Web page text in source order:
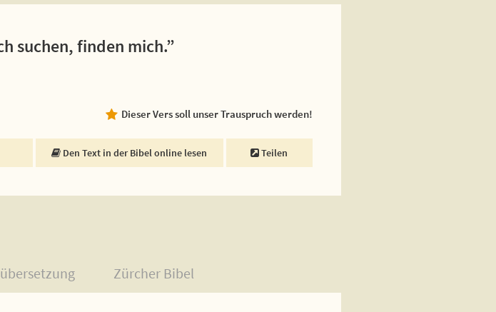
suchen, finden mich.”
Dieser Vers soll unser Trauspruch werden!
Den Text in der Bibel online lesen Teilen
Zürcher Bibel